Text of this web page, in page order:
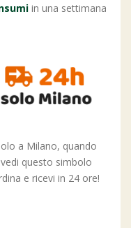
in una settimana
a Milano, quando
vedi questo simbolo
e ricevi in 24 ore!